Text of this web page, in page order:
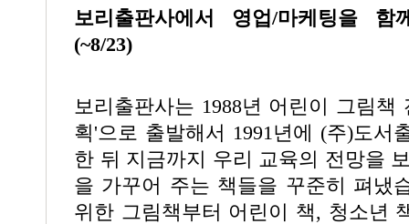
보리출판사에서 영업/마케팅을 함
(~8/23)
보리출판사는 1988년 어린이 그림
획'으로 출발해서 1991년에 (주)도서
한 뒤 지금까지 우리 교육의 전망을
을 가꾸어 주는 책들을 꾸준히 펴냈
위한 그림책부터 어린이 책, 청소년